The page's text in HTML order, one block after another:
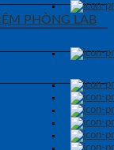
PHÒNG LAB